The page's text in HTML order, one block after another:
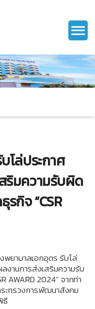
โล่ประกาศ
ริมความรับผิด
กิจ “CSR
ยาบาลเอกอุดร รับโล่
งานการส่งเสริมความรับ
AWARD 2024” จากท่า
ะทรวงการพัฒนาสังคม
ธี